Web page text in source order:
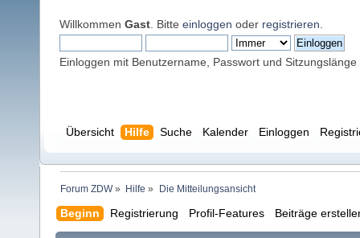
Willkommen Gast . Bitte einloggen oder registrieren
Einloggen mit Benutzername, Passwort und Sitzungslänge
Übersicht Hilfe Suche Kalender Einloggen
Forum ZDW» Hilfe » Die Mitteilungsansicht
Beginn Registrierung Profil-Features Beiträge